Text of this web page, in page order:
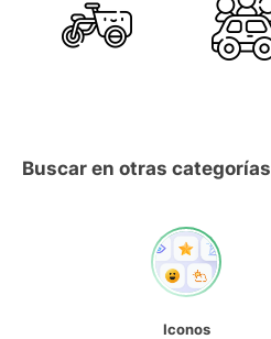
Buscar en otras categorías
Iconos